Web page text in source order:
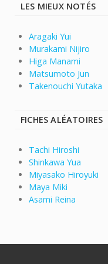
LES MIEUX NOTÉS
Aragaki Yui
Murakami Nijiro
Higa Manami
Matsumoto Jun
Takenouchi Yutaka
FICHES ALÉATOIRES
Tachi Hiroshi
Shinkawa Yua
Miyasako Hiroyuki
Maya Miki
Asami Reina